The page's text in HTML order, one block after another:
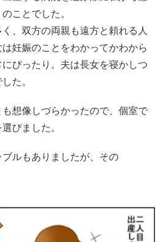
ことでした。
、双方の両親も遠方と頼れる人
妊娠のことをわかってかわから
ぴったり。夫は長女を寝かしつ
た。
想像しづらかったので、個室で
びました。
ルもありましたが、その